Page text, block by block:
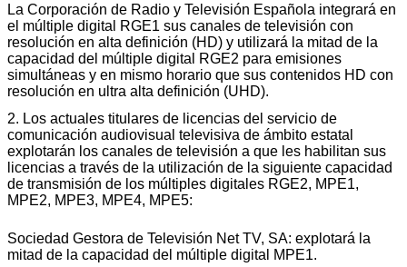
La Corporación de Radio y Televisión Española integrará en
el múltiple digital RGE1 sus canales de televisión con
resolución en alta definición (HD) y utilizará la mitad de la
capacidad del múltiple digital RGE2 para emisiones
simultáneas y en mismo horario que sus contenidos HD con
resolución en ultra alta definición (UHD).
2. Los actuales titulares de licencias del servicio de
comunicación audiovisual televisiva de ámbito estatal
explotarán los canales de televisión a que les habilitan sus
licencias a través de la utilización de la siguiente capacidad
de transmisión de los múltiples digitales RGE2, MPE1,
MPE2, MPE3, MPE4, MPE5:
Sociedad Gestora de Televisión Net TV, SA: explotará la
mitad de la capacidad del múltiple digital MPE1.